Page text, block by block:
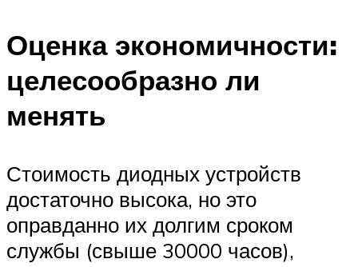
Оценка экономичности:
целесообразно ли
менять
Стоимость диодных устройств
достаточно высока, но это
оправданно их долгим сроком
службы (свыше 30000 часов),